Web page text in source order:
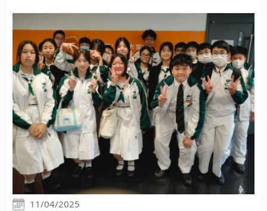
11/04/2025